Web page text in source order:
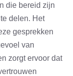
die bereid zijn
delen. Het
gesprekken
van
zorgt ervoor dat